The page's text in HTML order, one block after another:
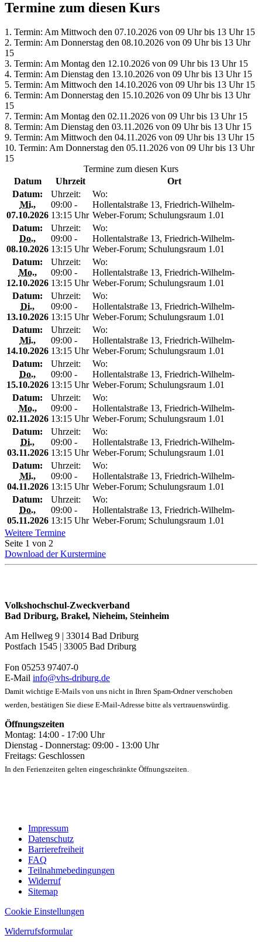
Termine zum diesen Kurs
1. Termin: Am Mittwoch den 07.10.2026 von 09 Uhr bis 13 Uhr 15
2. Termin: Am Donnerstag den 08.10.2026 von 09 Uhr bis 13 Uhr
15
3. Termin: Am Montag den 12.10.2026 von 09 Uhr bis 13 Uhr 15
4. Termin: Am Dienstag den 13.10.2026 von 09 Uhr bis 13 Uhr 15
5. Termin: Am Mittwoch den 14.10.2026 von 09 Uhr bis 13 Uhr 15
6. Termin: Am Donnerstag den 15.10.2026 von 09 Uhr bis 13 Uhr
15
7. Termin: Am Montag den 02.11.2026 von 09 Uhr bis 13 Uhr 15
8. Termin: Am Dienstag den 03.11.2026 von 09 Uhr bis 13 Uhr 15
9. Termin: Am Mittwoch den 04.11.2026 von 09 Uhr bis 13 Uhr 15
10. Termin: Am Donnerstag den 05.11.2026 von 09 Uhr bis 13 Uhr
15
Termine zum diesen Kurs
Datum
Uhrzeit
Ort
Datum:
Mi.,
07.10.2026
Uhrzeit:
09:00 -
13:15 Uhr
Wo:
Hollentalstraße 13, Friedrich-Wilhelm-
Weber-Forum; Schulungsraum 1.01
Datum:
Do.,
08.10.2026
Uhrzeit:
09:00 -
13:15 Uhr
Wo:
Hollentalstraße 13, Friedrich-Wilhelm-
Weber-Forum; Schulungsraum 1.01
Datum:
Mo.,
12.10.2026
Uhrzeit:
09:00 -
13:15 Uhr
Wo:
Hollentalstraße 13, Friedrich-Wilhelm-
Weber-Forum; Schulungsraum 1.01
Datum:
Di.,
13.10.2026
Uhrzeit:
09:00 -
13:15 Uhr
Wo:
Hollentalstraße 13, Friedrich-Wilhelm-
Weber-Forum; Schulungsraum 1.01
Datum:
Mi.,
14.10.2026
Uhrzeit:
09:00 -
13:15 Uhr
Wo:
Hollentalstraße 13, Friedrich-Wilhelm-
Weber-Forum; Schulungsraum 1.01
Datum:
Do.,
15.10.2026
Uhrzeit:
09:00 -
13:15 Uhr
Wo:
Hollentalstraße 13, Friedrich-Wilhelm-
Weber-Forum; Schulungsraum 1.01
Datum:
Mo.,
02.11.2026
Uhrzeit:
09:00 -
13:15 Uhr
Wo:
Hollentalstraße 13, Friedrich-Wilhelm-
Weber-Forum; Schulungsraum 1.01
Datum:
Di.,
03.11.2026
Uhrzeit:
09:00 -
13:15 Uhr
Wo:
Hollentalstraße 13, Friedrich-Wilhelm-
Weber-Forum; Schulungsraum 1.01
Datum:
Mi.,
04.11.2026
Uhrzeit:
09:00 -
13:15 Uhr
Wo:
Hollentalstraße 13, Friedrich-Wilhelm-
Weber-Forum; Schulungsraum 1.01
Datum:
Do.,
05.11.2026
Uhrzeit:
09:00 -
13:15 Uhr
Wo:
Hollentalstraße 13, Friedrich-Wilhelm-
Weber-Forum; Schulungsraum 1.01
Weitere Termine
Seite 1 von 2
Download der Kurstermine
Volkshochschul-Zweckverband
Bad Driburg, Brakel, Nieheim, Steinheim
Am Hellweg 9 | 33014 Bad Driburg
Postfach 1545 | 33005 Bad Driburg
Fon 05253 97407-0
E-Mail info@vhs-driburg.de
Damit wichtige E-Mails von uns nicht in Ihren Spam-Ordner verschoben
werden, bestätigen Sie diese E-Mail-Adresse bitte als vertrauenswürdig.
Öffnungszeiten
Montag: 14:00 - 17:00 Uhr
Dienstag - Donnerstag: 09:00 - 13:00 Uhr
Freitags: Geschlossen
In den Ferienzeiten gelten eingeschränkte Öffnungszeiten.
Impressum
Datenschutz
Barrierefreiheit
FAQ
Teilnahmebedingungen
Widerruf
Sitemap
Cookie Einstellungen
Widerrufsformular